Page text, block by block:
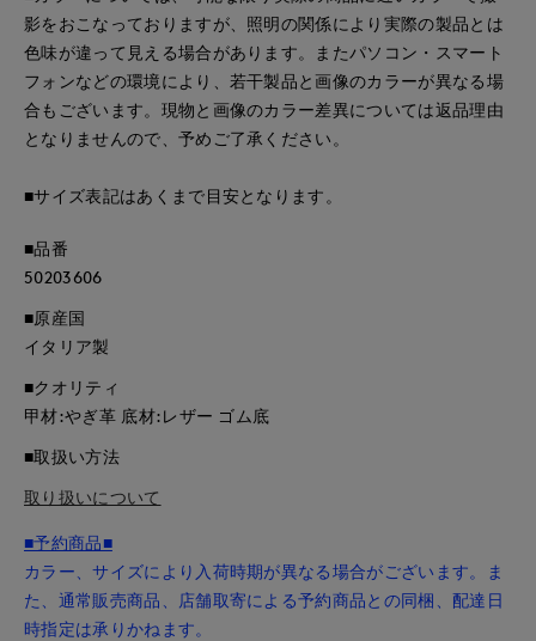
影をおこなっておりますが、照明の関係により実際の製品とは
色味が違って見える場合があります。またパソコン・スマート
フォンなどの環境により、若干製品と画像のカラーが異なる場
合もございます。現物と画像のカラー差異については返品理由
となりませんので、予めご了承ください。
■サイズ表記はあくまで目安となります。
■品番
50203606
■原産国
イタリア製
■クオリティ
甲材:やぎ革 底材:レザー ゴム底
■取扱い方法
取り扱いについて
■予約商品■
カラー、サイズにより入荷時期が異なる場合がございます。ま
た、通常販売商品、店舗取寄による予約商品との同梱、配達日
時指定は承りかねます。